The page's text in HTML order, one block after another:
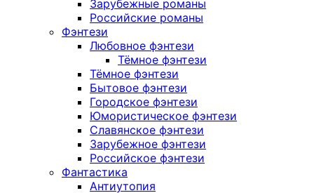
Зарубежные романы
Российские романы
Фэнтези
Любовное фэнтези
Тёмное фэнтези
Тёмное фэнтези
Бытовое фэнтези
Городское фэнтези
Юмористическое фэнтези
Славянское фэнтези
Зарубежное фэнтези
Российское фэнтези
Фантастика
Антиутопия